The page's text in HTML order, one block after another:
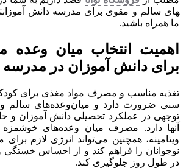
های سالم و مقوی برای مدرسه دانش
ما همراه باشید.
اهمیت انتخاب میان وعده
برای دانش آموزان در مدرسه
تغذیه مناسب و مصرف مواد مغذی برای
سنی ضرورت دارد و میان‌وعده‌های سالم و
توجهی در عملکرد تحصیلی دانش آموزان
آنها دارد. مصرف میان وعده‌های
ویتامینه، همچنین می‌تواند انرژی لازم
نوجوانان را فراهم کند و از احساس خستگی
در طول روز جلوگیری کند.